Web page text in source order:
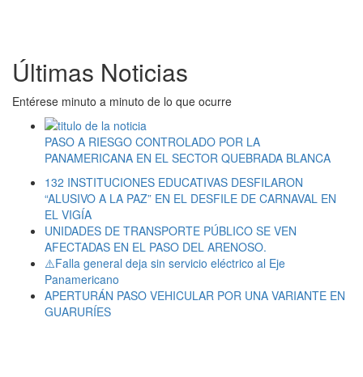
Últimas Noticias
Entérese minuto a minuto de lo que ocurre
PASO A RIESGO CONTROLADO POR LA
PANAMERICANA EN EL SECTOR QUEBRADA BLANCA
132 INSTITUCIONES EDUCATIVAS DESFILARON
“ALUSIVO A LA PAZ” EN EL DESFILE DE CARNAVAL EN
EL VIGÍA
UNIDADES DE TRANSPORTE PÚBLICO SE VEN
AFECTADAS EN EL PASO DEL ARENOSO.
⚠️Falla general deja sin servicio eléctrico al Eje
Panamericano
APERTURÁN PASO VEHICULAR POR UNA VARIANTE EN
GUARURÍES